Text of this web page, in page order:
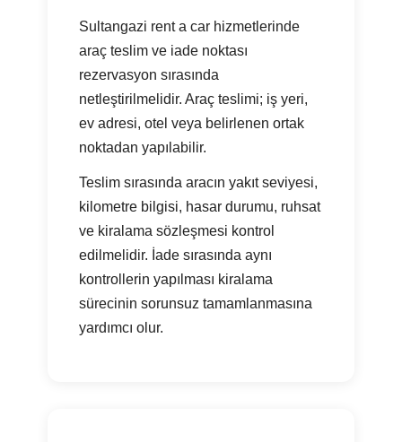
Sultangazi rent a car hizmetlerinde
araç teslim ve iade noktası
rezervasyon sırasında
netleştirilmelidir. Araç teslimi; iş yeri,
ev adresi, otel veya belirlenen ortak
noktadan yapılabilir.
Teslim sırasında aracın yakıt seviyesi,
kilometre bilgisi, hasar durumu, ruhsat
ve kiralama sözleşmesi kontrol
edilmelidir. İade sırasında aynı
kontrollerin yapılması kiralama
sürecinin sorunsuz tamamlanmasına
yardımcı olur.